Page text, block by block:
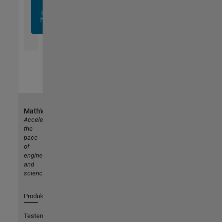
noch
heute
MathWorks
Accelerating
the
pace
of
engineering
and
science
Produkte
Testen oder Kaufen